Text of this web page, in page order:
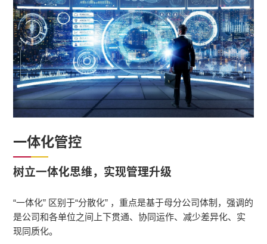
一体化管控
树立一体化思维，实现管理升级
“一体化” 区别于“分散化” ，重点是基于母分公司体制，强调的
是公司和各单位之间上下贯通、协同运作、减少差异化、实
现同质化。